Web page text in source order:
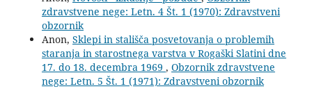
zdravstvene nege: Letn. 4 Št. 1 (1970): Zdravstveni
obzornik
Anon, Sklepi in stališča posvetovanja o problemih
staranja in starostnega varstva v Rogaški Slatini dne
17. do 18. decembra 1969 , Obzornik zdravstvene
nege: Letn. 5 Št. 1 (1971): Zdravstveni obzornik